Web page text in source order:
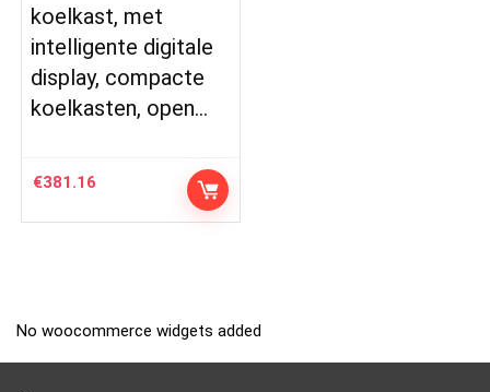
koelkast, met
intelligente digitale
display, compacte
koelkasten, open…
€381.16
No woocommerce widgets added